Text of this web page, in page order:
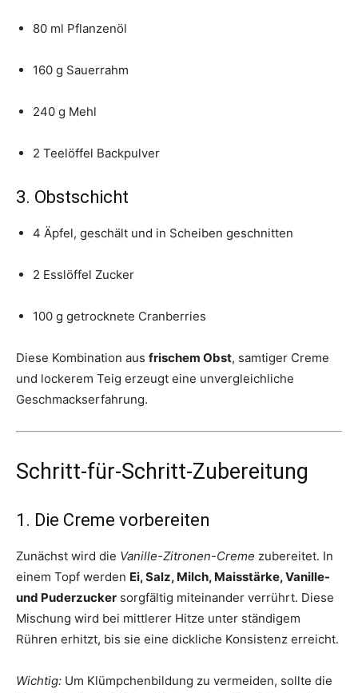
80 ml Pflanzenöl
160 g Sauerrahm
240 g Mehl
2 Teelöffel Backpulver
3. Obstschicht
4 Äpfel, geschält und in Scheiben geschnitten
2 Esslöffel Zucker
100 g getrocknete Cranberries
Diese Kombination aus frischem Obst, samtiger Creme
und lockerem Teig erzeugt eine unvergleichliche
Geschmackserfahrung.
Schritt-für-Schritt-Zubereitung
1. Die Creme vorbereiten
Zunächst wird die Vanille-Zitronen-Creme zubereitet. In
einem Topf werden Ei, Salz, Milch, Maisstärke, Vanille-
und Puderzucker sorgfältig miteinander verrührt. Diese
Mischung wird bei mittlerer Hitze unter ständigem
Rühren erhitzt, bis sie eine dickliche Konsistenz erreicht.
Wichtig: Um Klümpchenbildung zu vermeiden, sollte die